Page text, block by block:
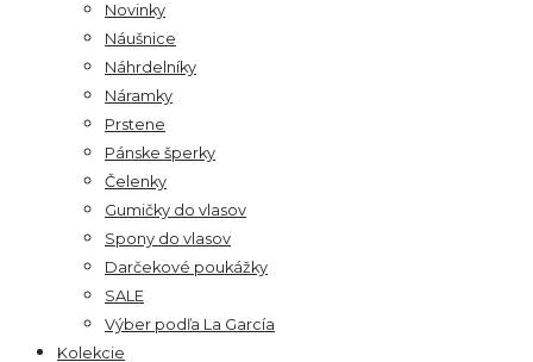
Novinky
Náušnice
Náhrdelníky
Náramky
Prstene
Pánske šperky
Čelenky
Gumičky do vlasov
Spony do vlasov
Darčekové poukážky
SALE
Výber podľa La García
Kolekcie